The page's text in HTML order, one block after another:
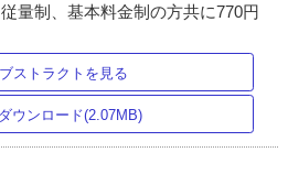
量制、基本料金制の方共に770円
ストラクトを見る
ウンロード(2.07MB)